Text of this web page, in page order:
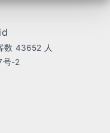
数 43652 人
号-2